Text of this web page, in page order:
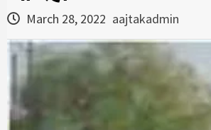
March 28, 2022 aajtakadmin